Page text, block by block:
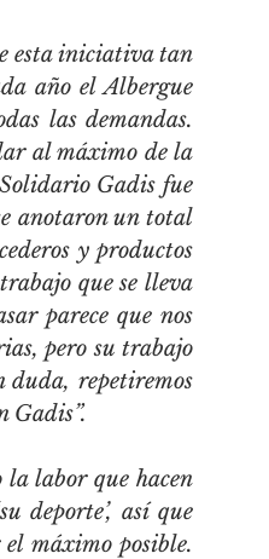
esta iniciativa tan
año el Albergue
las demandas.
al máximo de la
Gadis fue
anotaron un total
y productos
que se lleva
parece que nos
pero su trabajo
duda, repetiremos
Gadis”.
la labor que hacen
deporte’, así que
máximo posible.